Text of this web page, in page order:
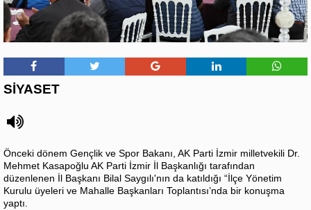
SİYASET
Önceki dönem Gençlik ve Spor Bakanı, AK Parti İzmir milletvekili Dr.
Mehmet Kasapoğlu AK Parti İzmir İl Başkanlığı tarafından
düzenlenen İl Başkanı Bilal Saygılı'nın da katıldığı “İlçe Yönetim
Kurulu üyeleri ve Mahalle Başkanları Toplantısı’nda bir konuşma
yaptı.